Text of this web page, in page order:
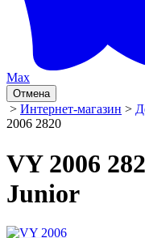
Max
Отмена
> Интернет-магазин >
2006 2820
VY 2006
Junior